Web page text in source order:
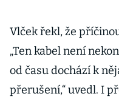
Vlček řekl, že
„Ten kabel není
od času dochází k
přerušení,“ uvedl. I